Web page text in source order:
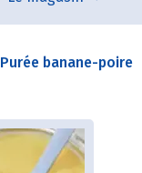
Purée banane-poire